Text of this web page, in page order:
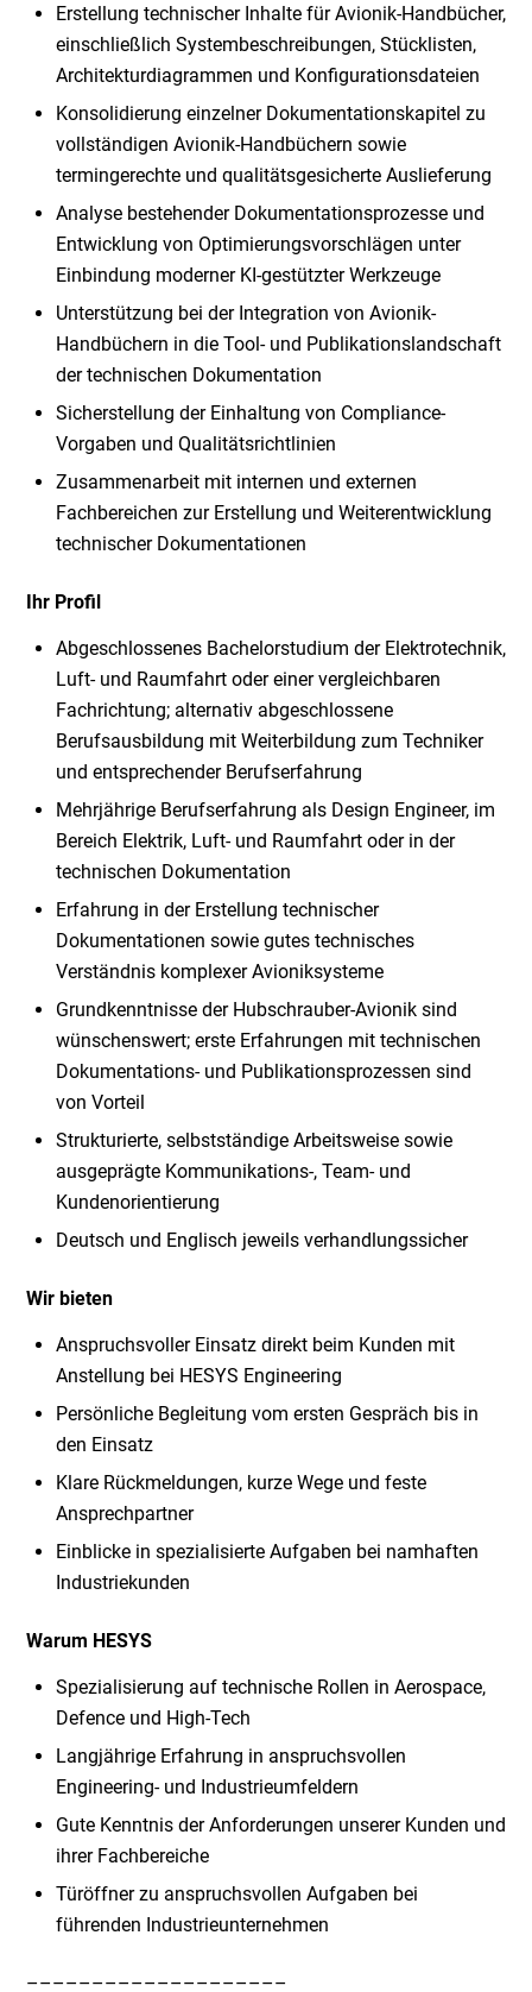
Erstellung technischer Inhalte für Avionik-Handbücher,
einschließlich Systembeschreibungen, Stücklisten,
Architekturdiagrammen und Konfigurationsdateien
Konsolidierung einzelner Dokumentationskapitel zu
vollständigen Avionik-Handbüchern sowie
termingerechte und qualitätsgesicherte Auslieferung
Analyse bestehender Dokumentationsprozesse und
Entwicklung von Optimierungsvorschlägen unter
Einbindung moderner KI-gestützter Werkzeuge
Unterstützung bei der Integration von Avionik-
Handbüchern in die Tool- und Publikationslandschaft
der technischen Dokumentation
Sicherstellung der Einhaltung von Compliance-
Vorgaben und Qualitätsrichtlinien
Zusammenarbeit mit internen und externen
Fachbereichen zur Erstellung und Weiterentwicklung
technischer Dokumentationen
Ihr Profil
Abgeschlossenes Bachelorstudium der Elektrotechnik,
Luft- und Raumfahrt oder einer vergleichbaren
Fachrichtung; alternativ abgeschlossene
Berufsausbildung mit Weiterbildung zum Techniker
und entsprechender Berufserfahrung
Mehrjährige Berufserfahrung als Design Engineer, im
Bereich Elektrik, Luft- und Raumfahrt oder in der
technischen Dokumentation
Erfahrung in der Erstellung technischer
Dokumentationen sowie gutes technisches
Verständnis komplexer Avioniksysteme
Grundkenntnisse der Hubschrauber-Avionik sind
wünschenswert; erste Erfahrungen mit technischen
Dokumentations- und Publikationsprozessen sind
von Vorteil
Strukturierte, selbstständige Arbeitsweise sowie
ausgeprägte Kommunikations-, Team- und
Kundenorientierung
Deutsch und Englisch jeweils verhandlungssicher
Wir bieten
Anspruchsvoller Einsatz direkt beim Kunden mit
Anstellung bei HESYS Engineering
Persönliche Begleitung vom ersten Gespräch bis in
den Einsatz
Klare Rückmeldungen, kurze Wege und feste
Ansprechpartner
Einblicke in spezialisierte Aufgaben bei namhaften
Industriekunden
Warum HESYS
Spezialisierung auf technische Rollen in Aerospace,
Defence und High-Tech
Langjährige Erfahrung in anspruchsvollen
Engineering- und Industrieumfeldern
Gute Kenntnis der Anforderungen unserer Kunden und
ihrer Fachbereiche
Türöffner zu anspruchsvollen Aufgaben bei
führenden Industrieunternehmen
––––––––––––––––––––